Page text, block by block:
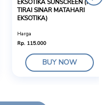
EKSOTIKA SUNSCREEN (KRIM
TIRAI SINAR MATAHARI
EKSOTIKA)
Harga
Rp. 115.000
BUY NOW